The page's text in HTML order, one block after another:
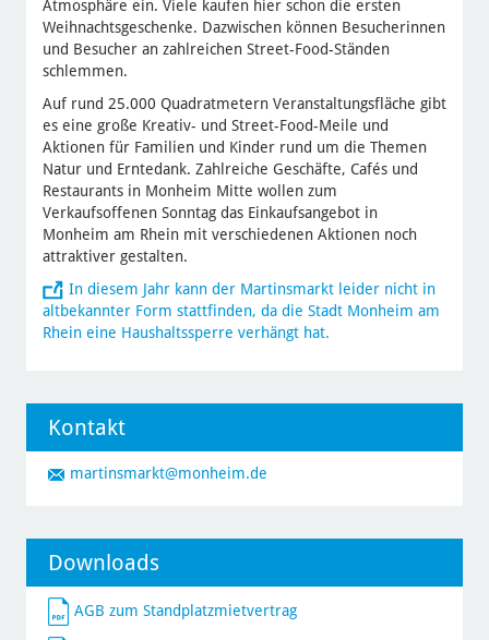
Atmosphäre ein. Viele kaufen hier schon die ersten
Weihnachtsgeschenke. Dazwischen können Besucherinnen
und Besucher an zahlreichen Street-Food-Ständen
schlemmen.
Auf rund 25.000 Quadratmetern Veranstaltungsfläche gibt
es eine große Kreativ- und Street-Food-Meile und
Aktionen für Familien und Kinder rund um die Themen
Natur und Erntedank. Zahlreiche Geschäfte, Cafés und
Restaurants in Monheim Mitte wollen zum
Verkaufsoffenen Sonntag das Einkaufsangebot in
Monheim am Rhein mit verschiedenen Aktionen noch
attraktiver gestalten.
In diesem Jahr kann der Martinsmarkt leider nicht in
altbekannter Form stattfinden, da die Stadt Monheim am
Rhein eine Haushaltssperre verhängt hat.
Kontakt
martinsmarkt@monheim.de
Downloads
AGB zum Standplatzmietvertrag